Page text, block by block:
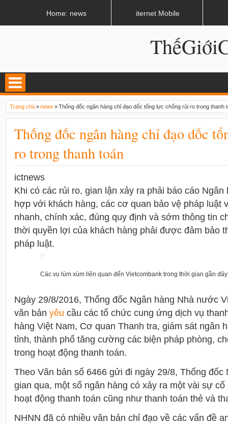
Trang chủ»news »Thống đốc ngân hàng chỉ đạo dốc tổng lực chống rủi ro trong thanh
Thống đốc ngân hàng chỉ đạo dốc
ro trong thanh toán
ictnews
Khi có các rủi ro, gian lận xảy ra phải báo cáo
hợp với khách hàng, các cơ quan bảo vệ pháp luật
nhanh, chính xác, đúng quy định và sớm thông tin
thời quyền lợi của khách hàng phải được đảm bảo
pháp luật.
Các vụ lùm xùm liên quan đến Vietcombank trong thời gian gần
Ngày 29/8/2016, Thống đốc Ngân hàng Nhà nước
văn bản yêu cầu các tổ chức cung ứng dịch vụ
hàng Việt Nam, Cơ quan Thanh tra, giám sát ngân
tỉnh, thành phố tăng cường các biện pháp phòng,
trong hoạt động thanh toán.
Theo Văn bản số 6466 gửi đi ngày 29/8, Thống đốc
gian qua, một số ngân hàng có xảy ra một vài sự
hoạt động thanh toán cũng như thanh toán thẻ và
NHNN đã có nhiều văn bản chỉ đạo về các vấn đề
Home: news iternet Mobile